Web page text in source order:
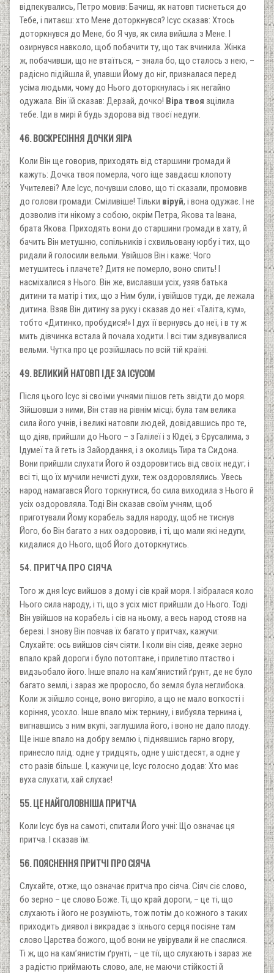
відпекувались, Петро мовив: Бачиш, як натовп тиснеться до
Тебе, і питаєш: хто Мене доторкнувся? Ісус сказав: Хтось
доторкнувся до Мене, бо Я чув, як сила вийшла з Мене. І
озирнувся навколо, щоб побачити ту, що так вчинила. Жінка
ж, побачивши, що не втаїться, – знала бо, що сталось з нею, –
радісно підійшла й, упавши Йому до ніг, призналася перед
усіма людьми, чому до Нього доторкнулась і як негайно
одужала. Він їй сказав: Дерзай, дочко! Віра твоя зцілила
тебе. Іди в мирі й будь здорова від твоєї недуги.
46. ВОСКРЕСІННЯ ДОЧКИ ЯІРА
Коли Він ще говорив, приходять від старшини громади й
кажуть: Дочка твоя померла, чого іще завдаєш клопоту
Учителеві? Але Ісус, почувши слово, що ті сказали, промовив
до голови громади: Сміливіше! Тільки віруй, і вона одужає. І не
дозволив іти нікому з собою, окрім Петра, Якова та Івана,
брата Якова. Приходять вони до старшини громади в хату, й
бачить Він метушню, сопільників і схвильовану юрбу і тих, що
ридали й голосили вельми. Увійшов Він і каже: Чого
метушитесь і плачете? Дитя не померло, воно спить! І
насміхалися з Нього. Він же, виславши усіх, узяв батька
дитини та матір і тих, що з Ним були, і увійшов туди, де лежала
дитина. Взяв Він дитину за руку і сказав до неї: «Таліта, кум»,
тобто «Дитинко, пробудися!» І дух її вернувсь до неї, і в ту ж
мить дівчинка встала й почала ходити. І всі тим здивувалися
вельми. Чутка про це розійшлась по всій тій країні.
49. ВЕЛИКИЙ НАТОВП ІДЕ ЗА ІСУСОМ
Після цього Ісус зі своїми учнями пішов геть звідти до моря.
Зійшовши з ними, Він став на рівнім місці; була там велика
сила його учнів, і великі натовпи людей, довідавшись про те,
що діяв, прийшли до Нього – з Галілеї і з Юдеї, з Єрусалима, з
Ідумеї та й геть із Зайордання, і з околиць Тира та Сидона.
Вони прийшли слухати Його й оздоровитись від своїх недуг; і
всі ті, що їх мучили нечисті духи, теж оздоровлялись. Увесь
народ намагався Його торкнутися, бо сила виходила з Нього й
усіх оздоровляла. Тоді Він сказав своїм учням, щоб
приготували Йому корабель задля народу, щоб не тиснув
Його, бо Він багато з них оздоровив, і ті, що мали які недуги,
кидалися до Нього, щоб Його доторкнутись.
54. ПРИТЧА ПРО СІЯЧА
Того ж дня Ісус вийшов з дому і сів край моря. І зібралася коло
Нього сила народу, і ті, що з усіх міст прийшли до Нього. Тоді
Він увійшов на корабель і сів на ньому, а весь народ стояв на
березі. І знову Він повчав їх багато у притчах, кажучи:
Слухайте: ось вийшов сіяч сіяти. І коли він сіяв, деяке зерно
впало край дороги і було потоптане, і прилетіло птаство і
видзьобало його. Інше впало на кам’янистий ґрунт, де не було
багато землі, і зараз же проросло, бо земля була неглибока.
Коли ж зійшло сонце, воно вигоріло, а що не мало вогкості і
коріння, усохло. Інше впало між тернину, і вибуяла тернина і,
вигнавшись з ним вкупі, заглушила його, і воно не дало плоду.
Ще інше впало на добру землю і, піднявшись гарно вгору,
принесло плід: одне у тридцять, одне у шістдесят, а одне у
сто разів більше. І, кажучи це, Ісус голосно додав: Хто має
вуха слухати, хай слухає!
55. ЦЕ НАЙГОЛОВНІША ПРИТЧА
Коли Ісус був на самоті, спитали Його учні: Що означає ця
притча. І сказав їм:
56. ПОЯСНЕННЯ ПРИТЧІ ПРО СІЯЧА
Слухайте, отже, що означає притча про сіяча. Сіяч сіє слово,
бо зерно – це слово Боже. Ті, що край дороги, – це ті, що
слухають і його не розуміють, тож потім до кожного з таких
приходить диявол і викрадає з їхнього серця посіяне там
слово Царства божого, щоб вони не увірували й не спаслися.
Ті ж, що на кам’янистім ґрунті, – це тії, що слухають і зараз же
з радістю приймають слово, але, не маючи стійкості й